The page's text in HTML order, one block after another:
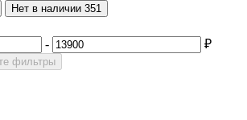
Нет в наличии 351
-
₽
фильтры